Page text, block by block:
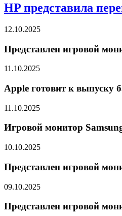
HP представила
12.10.2025
Представлен игровой
11.10.2025
Apple готовит к выпуску
11.10.2025
Игровой монитор
10.10.2025
Представлен игровой
09.10.2025
Представлен игровой